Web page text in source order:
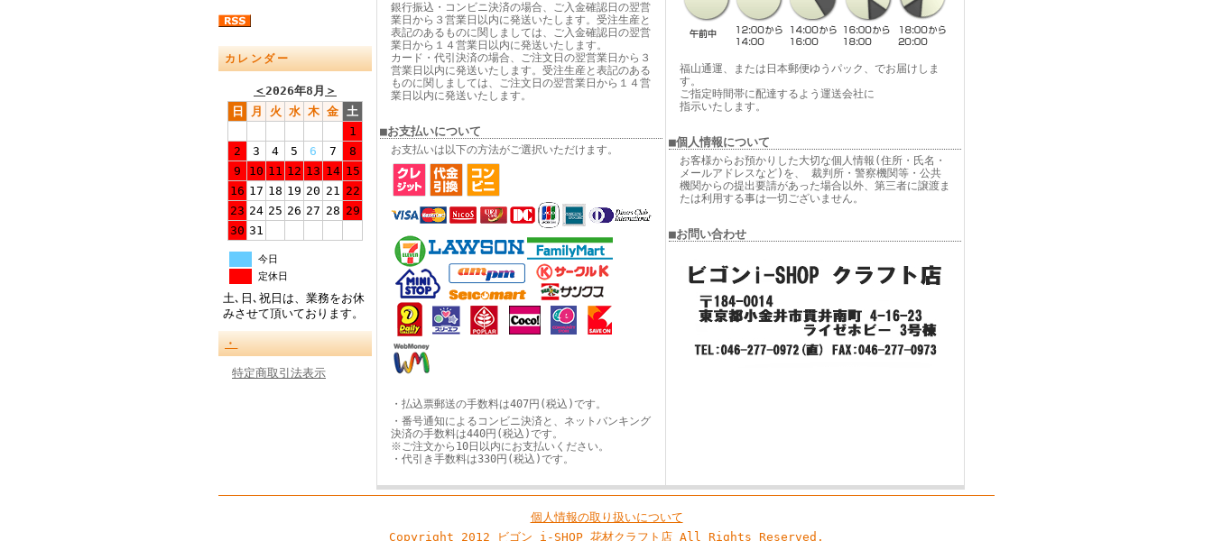
カレンダー
＜2026年8月 ＞
日
月 火 水 木 金 土
1
2
3 4 5 6 7
8
9
10 11 12 13 14 15
16 17 18 19 20 21 22
23 24 25 26 27 28 29
30 31
今日
定休日
土､日､祝日は、業務をお休
みさせて頂いております。
・
特定商取引法表示
銀行振込・コンビニ決済の場合、ご入金確認日の翌営
業日から３営業日以内に発送いたします。受注生産と
表記のあるものに関しましては、ご入金確認日の翌営
業日から１４営業日以内に発送いたします。
カード・代引決済の場合、ご注文日の翌営業日から３
営業日以内に発送いたします。受注生産と表記のある
ものに関しましては、ご注文日の翌営業日から１４営
業日以内に発送いたします。
■お支払いについて
お支払いは以下の方法がご選択いただけます。
・払込票郵送の手数料は407円(税込)です。
・番号通知によるコンビニ決済と、ネットバンキング
決済の手数料は440円(税込)です。
※ご注文から10日以内にお支払いください。
・代引き手数料は330円(税込)です。
福山通運、または日本郵便ゆうパック、でお届けしま
す。
ご指定時間帯に配達するよう運送会社に
指示いたします。
■個人情報について
お客様からお預かりした大切な個人情報(住所・氏名・
メールアドレスなど)を、 裁判所・警察機関等・公共
機関からの提出要請があった場合以外、第三者に譲渡ま
たは利用する事は一切ございません。
■お問い合わせ
個人情報の取り扱いについて
Copyright 2012 ビゴン i-SHOP 花材クラフト店 All Rights Reserved.